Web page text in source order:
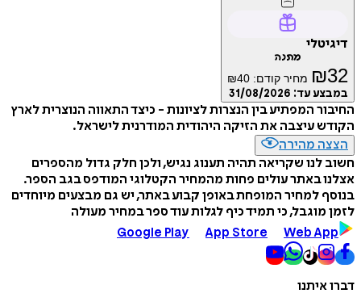
דיגיטלי
מתנה
₪32 מחיר קודם: ₪40
במבצע עד: 31/08/2026
החיבור המפתיע בין הנצרות לציונות - כיצד התאווה הנוצרית לארץ
הקודש עיצבה את הזיקה היהודית המודרנית לישראל.
הצצה מהירה
חשוב לנו שקריאה תהיה תענוג נגיש, ולכן חלק גדול מהספרים
אצלנו באתר עולים פחות מהמחיר הקטלוגי המודפס בגב הספר.
בנוסף למחיר המופחת באופן קבוע באתר, יש גם מבצעים מיוחדים
לזמן מוגבל, כי תמיד כיף לגלות עוד ספר במחיר מעולה
Google Play
App Store Web App
דברו איתנו